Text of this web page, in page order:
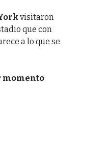
visitaron
que con
a lo que se
momento